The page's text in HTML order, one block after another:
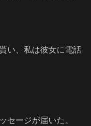
い、私は彼女に電話
セージが届いた。